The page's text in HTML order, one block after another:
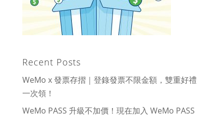
Recent Posts
WeMo x 發票存摺｜登錄發票不限金額，雙重好禮
一次領！
WeMo PASS 升級不加價！現在加入 WeMo PASS